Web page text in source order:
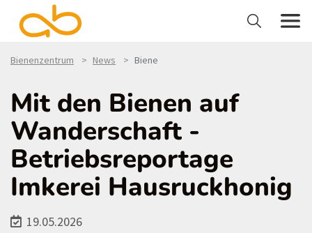
Bienenzentrum News Biene
Mit den Bienen auf
Wanderschaft -
Betriebsreportage
Imkerei Hausruckhonig
19.05.2026